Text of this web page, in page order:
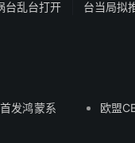
台乱台打开
台当局拟
发鸿蒙系
欧盟